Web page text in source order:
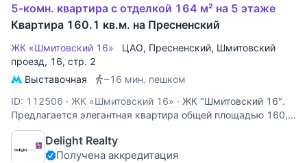
5-комн. квартира с отделкой 164 м² на 5 этаже
Квартира 160.1 кв.м. на Пресненский
ЖК «Шмитовский 16» ЦАО, Пресненский, Шмитовский
проезд, 16, стр. 2
Выставочная
~16 мин. пешком
ID: 112506 · ЖК «Шмитовский 16» · ЖК "Шмитовский 16".
Предлагается элегантная квартира общей площадью 160,1
кв.м., состоящая из пяти комнат, что является редкостью в
этом доме. В квартире выполнен качественный ремонт по
индивидуальному дизайн проекту. Использованы
Delight Realty
Получена аккредитация